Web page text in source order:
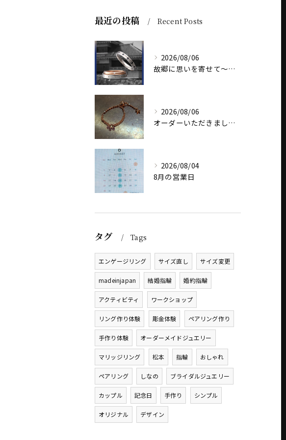
最近の投稿 Recent Posts
2026/08/06
故郷に思いを寄せて～オリジナルブランド【Shinano(しな...
2026/08/06
オーダーいただきました、AbHeri 『dew 露』の新作で...
2026/08/04
8月の営業日
タグ Tags
エンゲージリング サイズ直し サイズ変更
madeinjapan 結婚指輪 婚約指輪
アクティビティ ワークショップ
リング作り体験 彫金体験 ペアリング作り
手作り体験 オーダーメイドジュエリー
マリッジリング 松本 指輪 おしゃれ
ペアリング しなの ブライダルジュエリー
カップル 記念日 手作り シンプル
オリジナル デザイン